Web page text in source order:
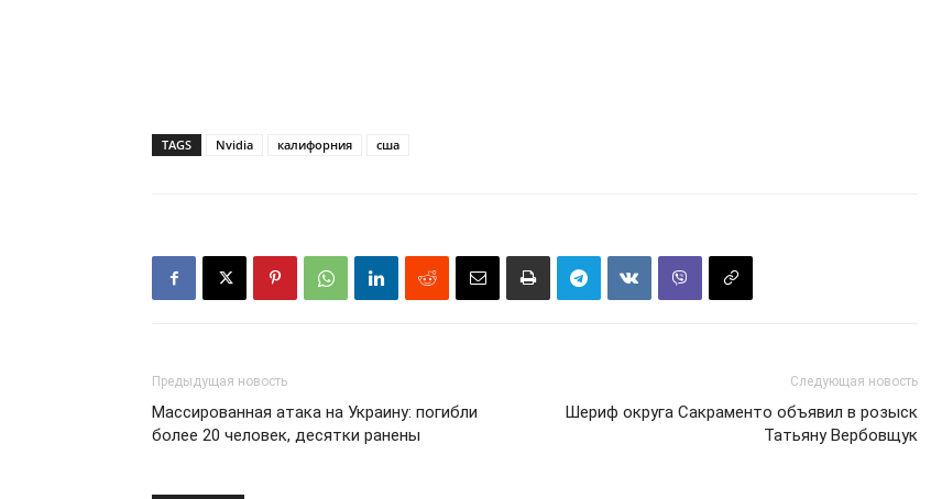
TAGS Nvidia калифорния сша
Предыдущая новость
Массированная атака на Украину: погибли
более 20 человек, десятки ранены
Следующая новость
Шериф округа Сакраменто объявил в розыск
Татьяну Вербовщук